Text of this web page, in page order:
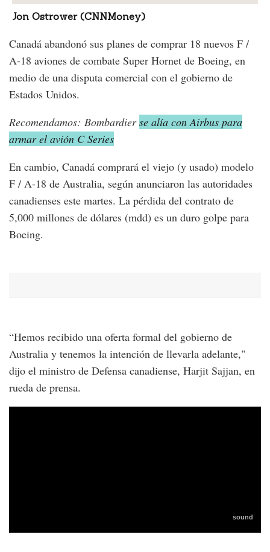
Jon Ostrower (CNNMoney)
Canadá abandonó sus planes de comprar 18 nuevos F /
A-18 aviones de combate Super Hornet de Boeing, en
medio de una disputa comercial con el gobierno de
Estados Unidos.
Recomendamos: Bombardier se alía con Airbus para
armar el avión C Series
En cambio, Canadá comprará el viejo (y usado) modelo
F / A-18 de Australia, según anunciaron las autoridades
canadienses este martes. La pérdida del contrato de
5,000 millones de dólares (mdd) es un duro golpe para
Boeing.
“Hemos recibido una oferta formal del gobierno de
Australia y tenemos la intención de llevarla adelante,"
dijo el ministro de Defensa canadiense, Harjit Sajjan, en
rueda de prensa.